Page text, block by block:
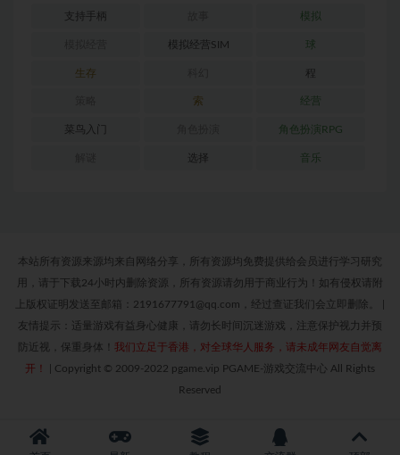
支持手柄 模拟
模拟经营SIM 球
生存 程
索 经营
菜鸟入门 角色扮演RPG
选择 音乐
本站所有资源来源均来自网络分享，所有资源均免费提供给会员进行学习研究
用，请于下载24小时内删除资源，所有资源请勿用于商业行为！如有侵权请附
上版权证明发送至邮箱：2191677791@qq.com，经过查证我们会立即删除。
友情提示：适量游戏有益身心健康，请勿长时间沉迷游戏，注意保护视力并预
防近视，保重身体！ 我们立足于香港，对全球华人服务，请未成年网友自觉离
开！
Copyright © 2009-2022 pgame.vip PGAME-游戏交流中心 All Rights
Reserved